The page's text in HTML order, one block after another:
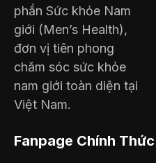
phần Sức khỏe Nam
giới (Men’s Health),
đơn vị tiên phong
chăm sóc sức khỏe
nam giới toàn diện tại
Việt Nam.
Fanpage Chính Thức